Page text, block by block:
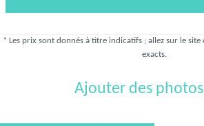
* Les prix sont donnés à titre indicatifs ; allez sur le
exacts.
Ajouter des photos